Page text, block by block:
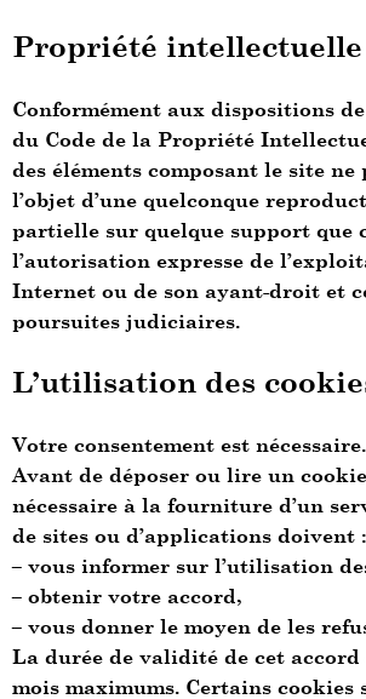
Propriété intellectuelle
Conformément aux dispositions
du Code de la Propriété
des éléments composant le site
l’objet d’une quelconque
partielle sur quelque support que
l’autorisation expresse de
Internet ou de son ayant-droit et
poursuites judiciaires.
L’utilisation des
Votre consentement est nécessaire.
Avant de déposer ou lire un
nécessaire à la fourniture d’un
de sites ou d’applications doivent :
– vous informer sur l’utilisation
– obtenir votre accord,
– vous donner le moyen de les
La durée de validité de cet accord
mois maximums. Certains cookies